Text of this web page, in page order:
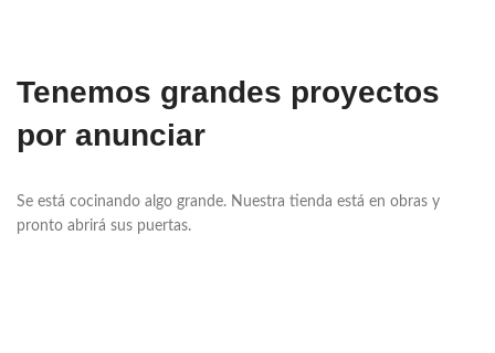
Tenemos grandes proyectos
por anunciar
Se está cocinando algo grande. Nuestra tienda está en obras y
pronto abrirá sus puertas.